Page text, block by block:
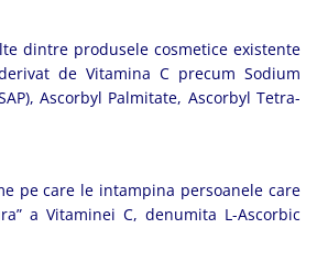
dintre produsele cosmetice existente
de Vitamina C precum Sodium
Ascorbyl Palmitate, Ascorbyl Tetra-
pe care le intampina persoanele care
a Vitaminei C, denumita L-Ascorbic